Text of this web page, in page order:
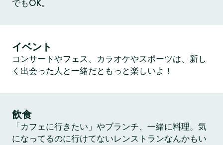
でもOK。
イベント
コンサートやフェス、カラオケやスポーツは、新し
く出会った人と一緒だともっと楽しいよ！
飲食
「カフェに行きたい」やブランチ、一緒に料理。気
になってるのに行けてないレンストランなんかもい